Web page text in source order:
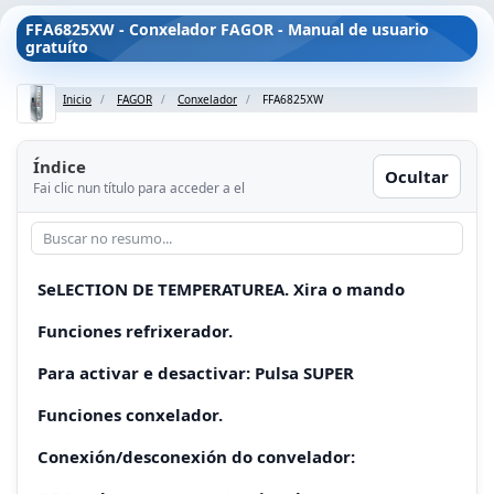
FFA6825XW - Conxelador FAGOR - Manual de usuario
gratuíto
Inicio FAGOR Conxelador FFA6825XW
Índice
Fai clic nun título para acceder a el
Ocultar
SeLECTION DE TEMPERATUREA. Xira o mando
Funciones refrixerador.
Para activar e desactivar: Pulsa SUPER
Funciones conxelador.
Conexión/desconexión do convelador: